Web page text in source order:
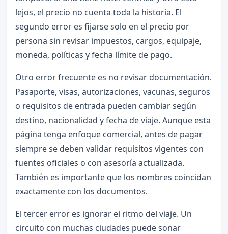
lejos, el precio no cuenta toda la historia. El
segundo error es fijarse solo en el precio por
persona sin revisar impuestos, cargos, equipaje,
moneda, políticas y fecha límite de pago.
Otro error frecuente es no revisar documentación.
Pasaporte, visas, autorizaciones, vacunas, seguros
o requisitos de entrada pueden cambiar según
destino, nacionalidad y fecha de viaje. Aunque esta
página tenga enfoque comercial, antes de pagar
siempre se deben validar requisitos vigentes con
fuentes oficiales o con asesoría actualizada.
También es importante que los nombres coincidan
exactamente con los documentos.
El tercer error es ignorar el ritmo del viaje. Un
circuito con muchas ciudades puede sonar